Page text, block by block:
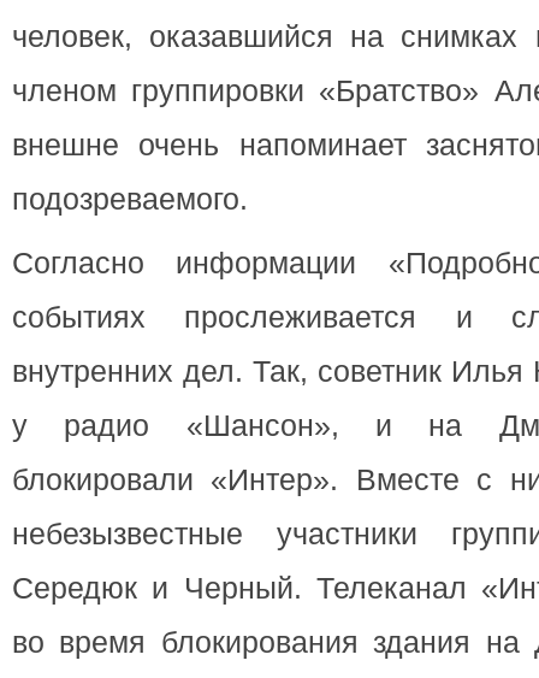
человек, оказавшийся на
членом группировки «Братство»
внешне очень напоминает
подозреваемого.
Согласно информации
событиях прослеживается и
внутренних дел. Так, советник
у радио «Шансон», и на
блокировали «Интер». Вместе с
небезызвестные участники
Середюк и Черный. Телеканал
во время блокирования здания на